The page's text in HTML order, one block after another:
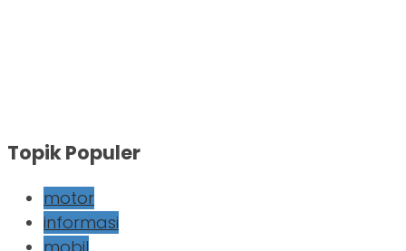
Topik Populer
motor
informasi